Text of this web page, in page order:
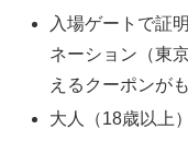
入場ゲートで証
ネーション（東
えるクーポンが
大人（18歳以上